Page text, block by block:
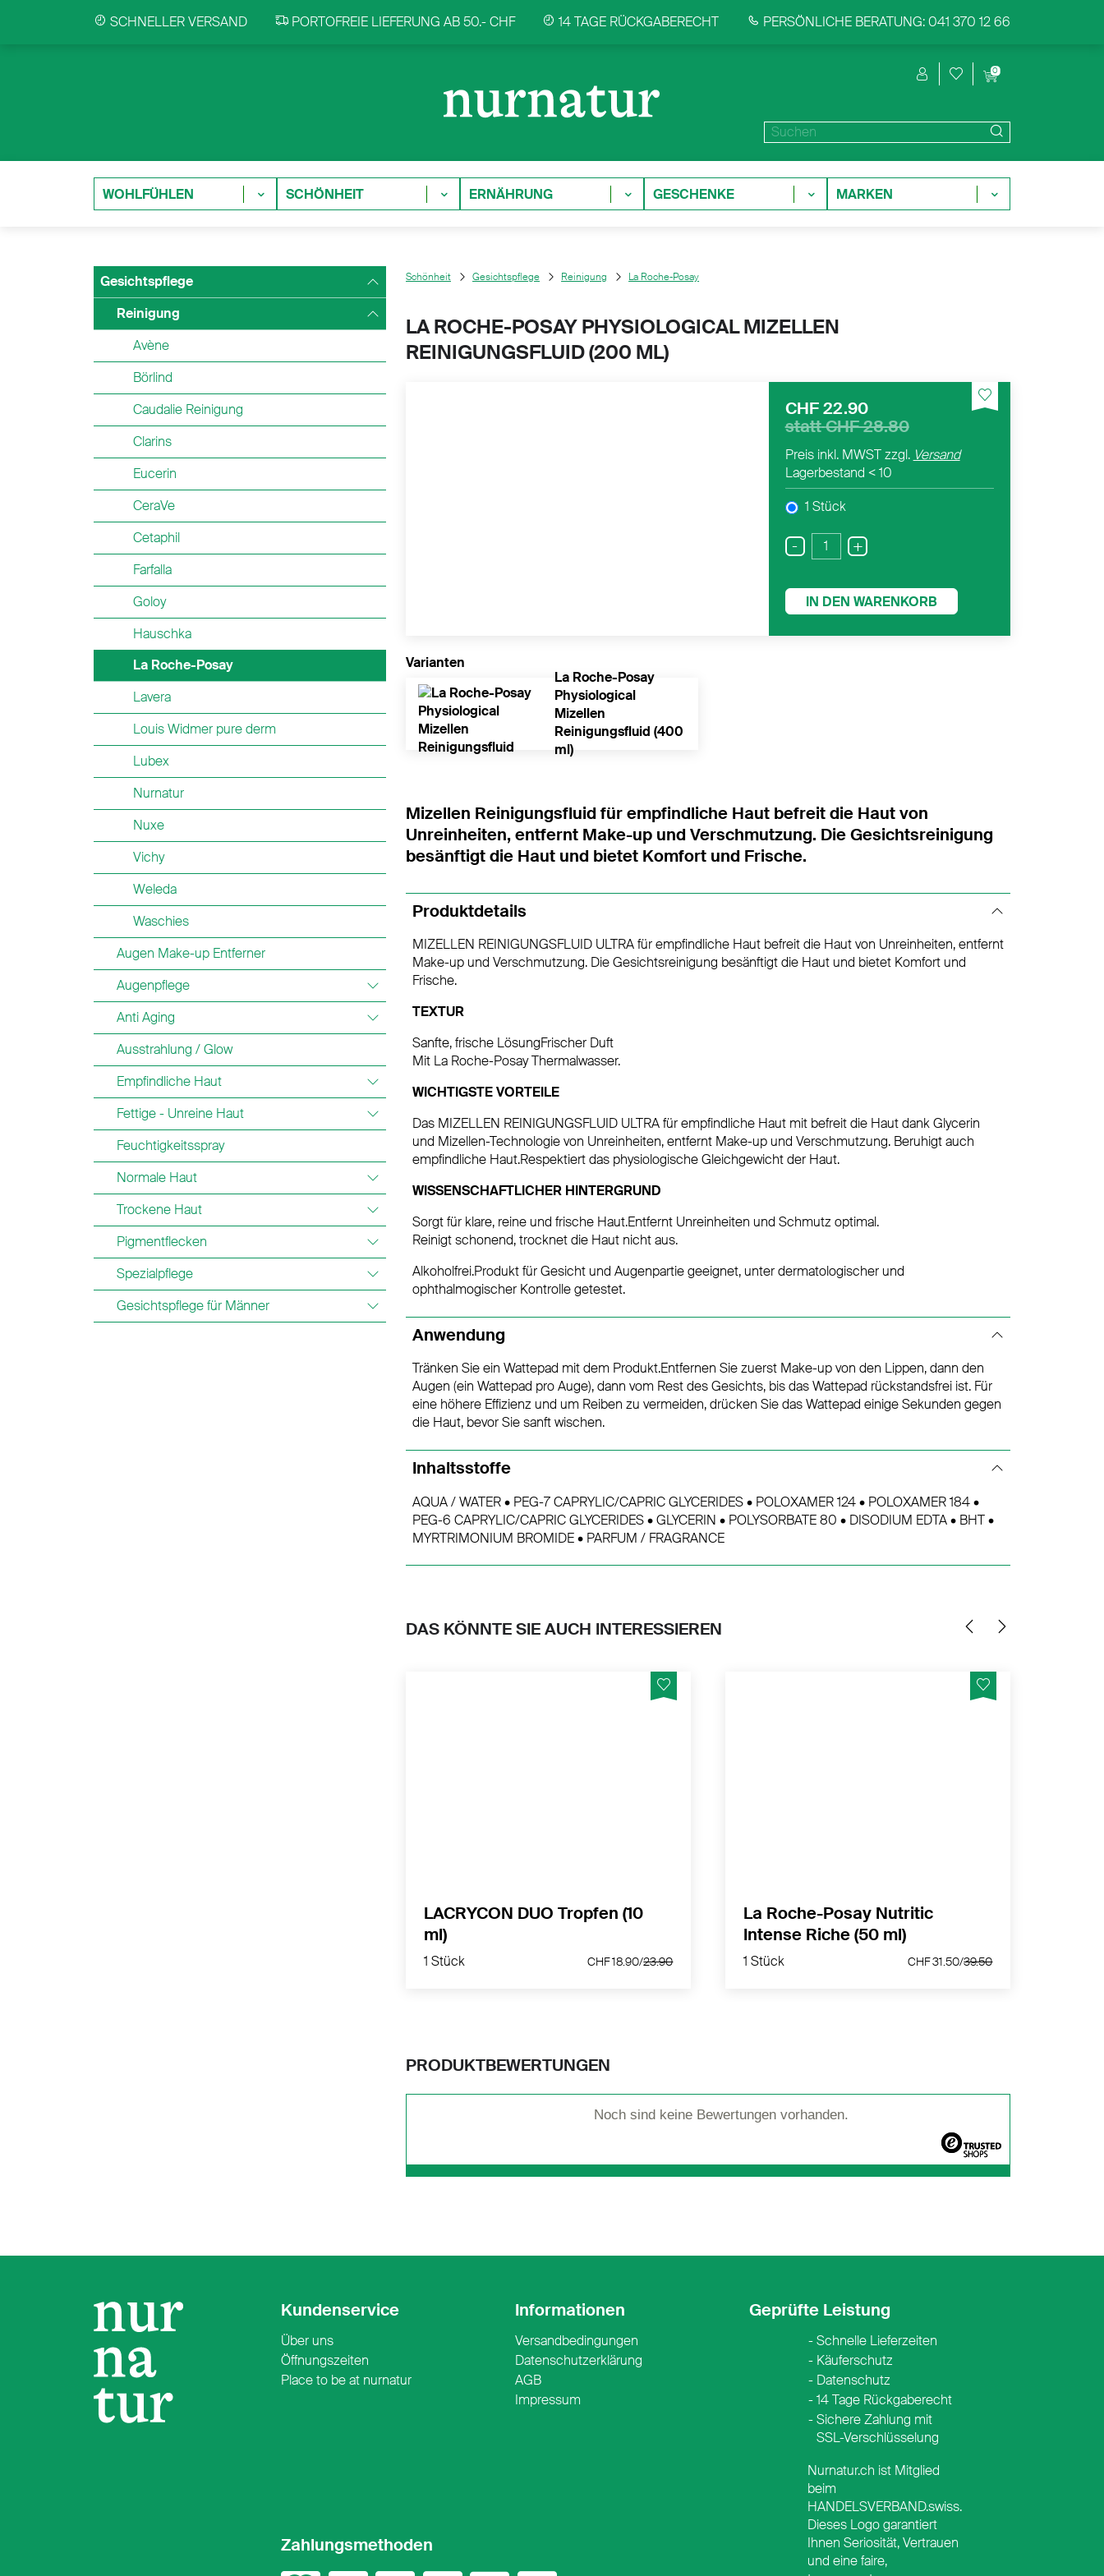
SCHNELLER VERSAND PORTOFREIE LIEFERUNG AB 50.- CHF 14 TAGE RÜCKGABERECHT PERSÖNLICHE BERATUNG: 041 370 12 66
0
WOHLFÜHLEN SCHÖNHEIT ERNÄHRUNG GESCHENKE MARKEN
Gesichtspflege
Reinigung
Avène
Börlind
Caudalie Reinigung
Clarins
Eucerin
CeraVe
Cetaphil
Farfalla
Goloy
Hauschka
La Roche-Posay
Lavera
Louis Widmer pure derm
Lubex
Nurnatur
Nuxe
Vichy
Weleda
Waschies
Augen Make-up Entferner
Augenpflege
Anti Aging
Ausstrahlung / Glow
Empfindliche Haut
Fettige - Unreine Haut
Feuchtigkeitsspray
Normale Haut
Trockene Haut
Pigmentflecken
Spezialpflege
Gesichtspflege für Männer
Schönheit Gesichtspflege Reinigung La Roche-Posay
LA ROCHE-POSAY PHYSIOLOGICAL MIZELLEN
REINIGUNGSFLUID (200 ML)
CHF 22.90
stattCHF 28.80
Preis inkl. MWST zzgl. Versand
Lagerbestand < 10
1 Stück
- +
IN DEN WARENKORB
Varianten
La Roche-Posay
Physiological
Mizellen
Reinigungsfluid (400
ml)
Mizellen Reinigungsfluid für empfindliche Haut befreit die Haut von
Unreinheiten, entfernt Make-up und Verschmutzung. Die Gesichtsreinigung
besänftigt die Haut und bietet Komfort und Frische.
Produktdetails
MIZELLEN REINIGUNGSFLUID ULTRA für empfindliche Haut befreit die Haut von Unreinheiten, entfernt
Make-up und Verschmutzung. Die Gesichtsreinigung besänftigt die Haut und bietet Komfort und
Frische.
TEXTUR
Sanfte, frische LösungFrischer Duft
Mit La Roche-Posay Thermalwasser.
WICHTIGSTE VORTEILE
Das MIZELLEN REINIGUNGSFLUID ULTRA für empfindliche Haut mit befreit die Haut dank Glycerin
und Mizellen-Technologie von Unreinheiten, entfernt Make-up und Verschmutzung. Beruhigt auch
empfindliche Haut.Respektiert das physiologische Gleichgewicht der Haut.
WISSENSCHAFTLICHER HINTERGRUND
Sorgt für klare, reine und frische Haut.Entfernt Unreinheiten und Schmutz optimal.
Reinigt schonend, trocknet die Haut nicht aus.
Alkoholfrei.Produkt für Gesicht und Augenpartie geeignet, unter dermatologischer und
ophthalmogischer Kontrolle getestet.
Anwendung
Tränken Sie ein Wattepad mit dem Produkt.Entfernen Sie zuerst Make-up von den Lippen, dann den
Augen (ein Wattepad pro Auge), dann vom Rest des Gesichts, bis das Wattepad rückstandsfrei ist. Für
eine höhere Effizienz und um Reiben zu vermeiden, drücken Sie das Wattepad einige Sekunden gegen
die Haut, bevor Sie sanft wischen.
Inhaltsstoffe
AQUA / WATER • PEG-7 CAPRYLIC/CAPRIC GLYCERIDES • POLOXAMER 124 • POLOXAMER 184 •
PEG-6 CAPRYLIC/CAPRIC GLYCERIDES • GLYCERIN • POLYSORBATE 80 • DISODIUM EDTA • BHT •
MYRTRIMONIUM BROMIDE • PARFUM / FRAGRANCE
DAS KÖNNTE SIE AUCH INTERESSIEREN
LACRYCON DUO Tropfen (10
ml)
1 Stück CHF 18.90/23.90
1 Stück
La Roche-Posay Nutritic
Intense Riche (50 ml)
1 Stück CHF 31.50/39.50
PRODUKTBEWERTUNGEN
Noch sind keine Bewertungen vorhanden.
Kundenservice
Über uns
Öffnungszeiten
Place to be at nurnatur
Informationen
Versandbedingungen
Datenschutzerklärung
AGB
Impressum
Geprüfte Leistung
Schnelle Lieferzeiten
Käuferschutz
Datenschutz
14 Tage Rückgaberecht
Sichere Zahlung mit
SSL-Verschlüsselung
Zahlungsmethoden
Nurnatur.ch ist Mitglied
beim
HANDELSVERBAND.swiss.
Dieses Logo garantiert
Ihnen Seriosität, Vertrauen
und eine faire,